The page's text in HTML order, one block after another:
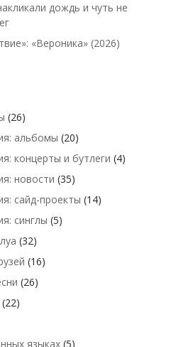
дождь и чуть не
«Вероника» (2026)
(26)
альбомы (20)
концерты и бутлеги (4)
новости (35)
сайд-проекты (14)
синглы (5)
(32)
(16)
(26)
(22)
языках (5)